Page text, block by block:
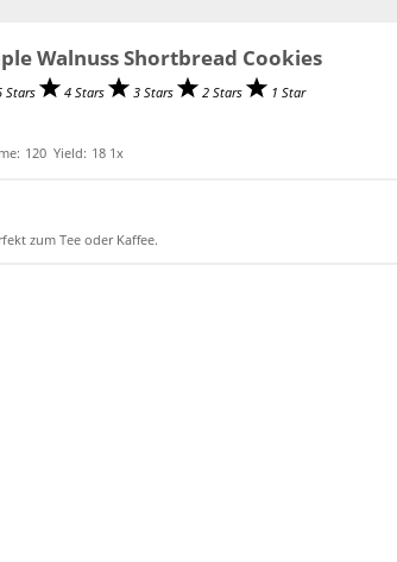
Walnuss Shortbread Cookies
Stars 4 Stars 3 Stars 2 Stars 1 Star
120 Yield: 18 1x
zum Tee oder Kaffee.